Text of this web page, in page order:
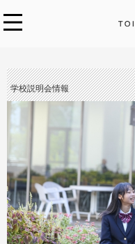
学校説明会情報